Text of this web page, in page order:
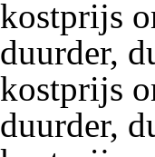
kostprijs
duurder,
kostprijs
duurder,